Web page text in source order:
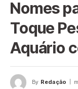
Nomes
Toque
Aquário
By Redação